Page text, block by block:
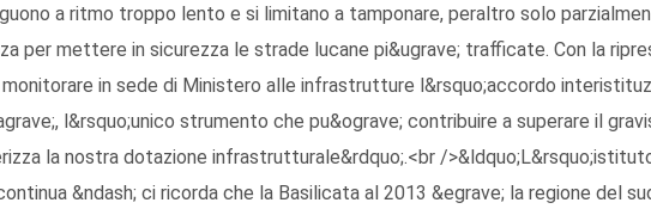
a ritmo troppo lento e si limitano a tamponare, peraltro solo
per mettere in sicurezza le strade lucane pi&ugrave; trafficate. Con la
in sede di Ministero alle infrastrutture l&rsquo;accordo
l&rsquo;unico strumento che pu&ograve; contribuire a superare il
la nostra dotazione infrastrutturale&rdquo;.<br /
&ndash; ci ricorda che la Basilicata al 2013 &egrave; la regione del